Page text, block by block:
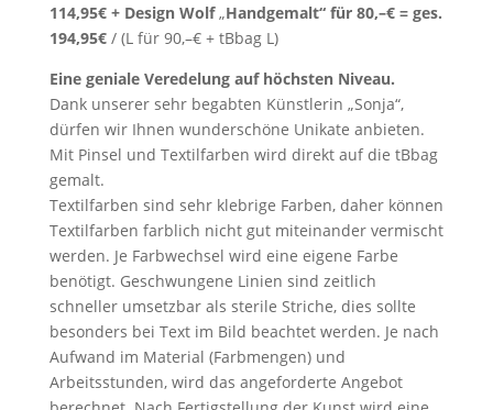
114,95€ + Design Wolf„Handgemalt“ für 80,–€ = ges.
194,95€/ (L für 90,–€ + tBbag L)
Eine geniale Veredelung auf höchsten Niveau.
Dank unserer sehr begabten Künstlerin „Sonja“,
dürfen wir Ihnen wunderschöne Unikate anbieten.
Mit Pinsel und Textilfarben wird direkt auf die tBbag
gemalt.
Textilfarben sind sehr klebrige Farben, daher können
Textilfarben farblich nicht gut miteinander vermischt
werden. Je Farbwechsel wird eine eigene Farbe
benötigt. Geschwungene Linien sind zeitlich
schneller umsetzbar als sterile Striche, dies sollte
besonders bei Text im Bild beachtet werden. Je nach
Aufwand im Material (Farbmengen) und
Arbeitsstunden, wird das angeforderte Angebot